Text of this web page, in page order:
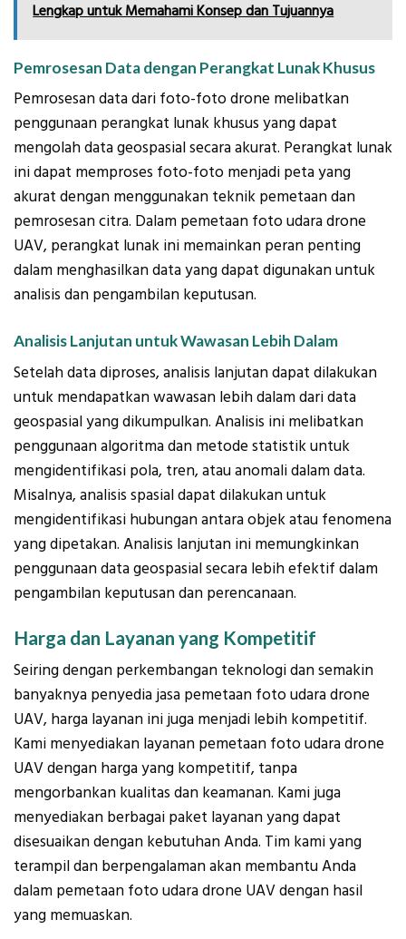
Lengkap untuk Memahami Konsep dan Tujuannya
Pemrosesan Data dengan Perangkat Lunak Khusus
Pemrosesan data dari foto-foto drone melibatkan
penggunaan perangkat lunak khusus yang dapat
mengolah data geospasial secara akurat. Perangkat lunak
ini dapat memproses foto-foto menjadi peta yang
akurat dengan menggunakan teknik pemetaan dan
pemrosesan citra. Dalam pemetaan foto udara drone
UAV, perangkat lunak ini memainkan peran penting
dalam menghasilkan data yang dapat digunakan untuk
analisis dan pengambilan keputusan.
Analisis Lanjutan untuk Wawasan Lebih Dalam
Setelah data diproses, analisis lanjutan dapat dilakukan
untuk mendapatkan wawasan lebih dalam dari data
geospasial yang dikumpulkan. Analisis ini melibatkan
penggunaan algoritma dan metode statistik untuk
mengidentifikasi pola, tren, atau anomali dalam data.
Misalnya, analisis spasial dapat dilakukan untuk
mengidentifikasi hubungan antara objek atau fenomena
yang dipetakan. Analisis lanjutan ini memungkinkan
penggunaan data geospasial secara lebih efektif dalam
pengambilan keputusan dan perencanaan.
Harga dan Layanan yang Kompetitif
Seiring dengan perkembangan teknologi dan semakin
banyaknya penyedia jasa pemetaan foto udara drone
UAV, harga layanan ini juga menjadi lebih kompetitif.
Kami menyediakan layanan pemetaan foto udara drone
UAV dengan harga yang kompetitif, tanpa
mengorbankan kualitas dan keamanan. Kami juga
menyediakan berbagai paket layanan yang dapat
disesuaikan dengan kebutuhan Anda. Tim kami yang
terampil dan berpengalaman akan membantu Anda
dalam pemetaan foto udara drone UAV dengan hasil
yang memuaskan.